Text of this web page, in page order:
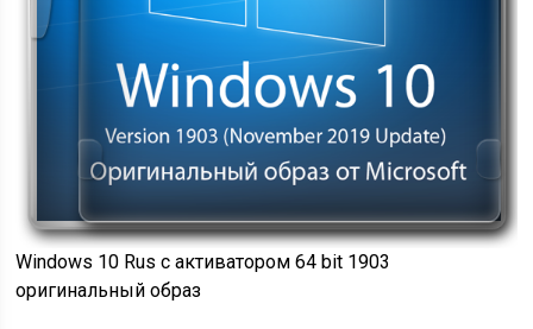
Windows 10 Rus с активатором 64 bit 1903
оригинальный образ